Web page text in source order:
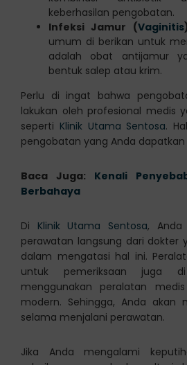
keberhasilan pengobatan.
Infeksi Jamur (Vaginitis
umum di berikan untuk
adalah obat antijamur
bentuk salep atau krim.
Perlu di ingat bahwa
lakukan oleh profesional medis
seperti Klinik Utama Sentosa.
pengobatan yang Anda
Baca Juga: Kenali
Berbahaya
Di Klinik Utama Sentosa, Anda
perawatan langsung dari dokter
dalam mengatasi hal ini.
untuk pemeriksaan juga
menggunakan peralatan
modern. Sehingga, Anda akan
selama menjalani perawatan.
Jika Anda mengalami